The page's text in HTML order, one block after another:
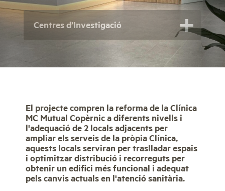
Centres d’Investigació
El projecte compren la reforma de la Clínica
MC Mutual Copèrnic a diferents nivells i
l'adequació de 2 locals adjacents per
ampliar els serveis de la pròpia Clínica,
aquests locals serviran per traslladar espais
i optimitzar distribució i recorreguts per
obtenir un edifici més funcional i adequat
pels canvis actuals en l'atenció sanitària.